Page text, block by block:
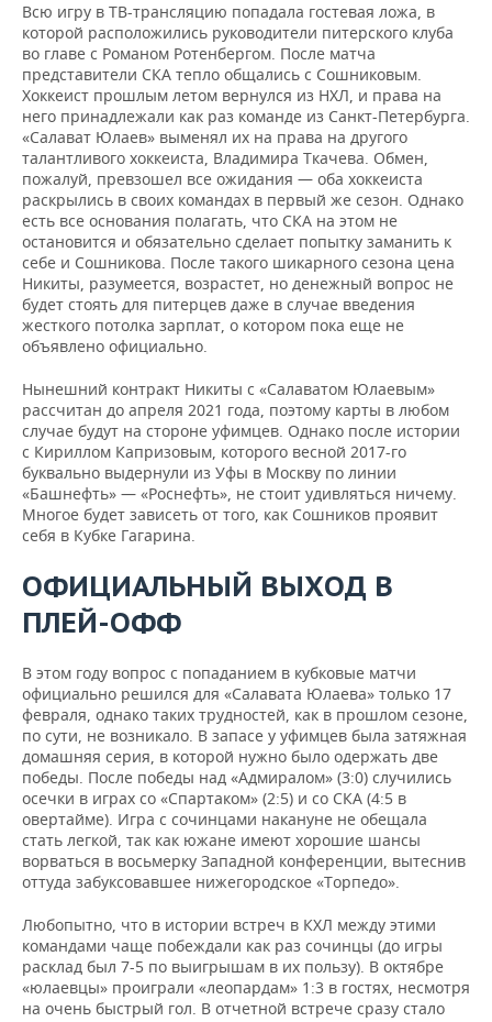
Всю игру в ТВ-трансляцию попадала гостевая ложа, в
которой расположились руководители питерского клуба
во главе с Романом Ротенбергом. После матча
представители СКА тепло общались с Сошниковым.
Хоккеист прошлым летом вернулся из НХЛ, и права на
него принадлежали как раз команде из Санкт-Петербурга.
«Салават Юлаев» выменял их на права на другого
талантливого хоккеиста, Владимира Ткачева. Обмен,
пожалуй, превзошел все ожидания — оба хоккеиста
раскрылись в своих командах в первый же сезон. Однако
есть все основания полагать, что СКА на этом не
остановится и обязательно сделает попытку заманить к
себе и Сошникова. После такого шикарного сезона цена
Никиты, разумеется, возрастет, но денежный вопрос не
будет стоять для питерцев даже в случае введения
жесткого потолка зарплат, о котором пока еще не
объявлено официально.
Нынешний контракт Никиты с «Салаватом Юлаевым»
рассчитан до апреля 2021 года, поэтому карты в любом
случае будут на стороне уфимцев. Однако после истории
с Кириллом Капризовым, которого весной 2017-го
буквально выдернули из Уфы в Москву по линии
«Башнефть» — «Роснефть», не стоит удивляться ничему.
Многое будет зависеть от того, как Сошников проявит
себя в Кубке Гагарина.
ОФИЦИАЛЬНЫЙ ВЫХОД В
ПЛЕЙ-ОФФ
В этом году вопрос с попаданием в кубковые матчи
официально решился для «Салавата Юлаева» только 17
февраля, однако таких трудностей, как в прошлом сезоне,
по сути, не возникало. В запасе у уфимцев была затяжная
домашняя серия, в которой нужно было одержать две
победы. После победы над «Адмиралом» (3:0) случились
осечки в играх со «Спартаком» (2:5) и со СКА (4:5 в
овертайме). Игра с сочинцами накануне не обещала
стать легкой, так как южане имеют хорошие шансы
ворваться в восьмерку Западной конференции, вытеснив
оттуда забуксовавшее нижегородское «Торпедо».
Любопытно, что в истории встреч в КХЛ между этими
командами чаще побеждали как раз сочинцы (до игры
расклад был 7-5 по выигрышам в их пользу). В октябре
«юлаевцы» проиграли «леопардам» 1:3 в гостях, несмотря
на очень быстрый гол. В отчетной встрече сразу стало